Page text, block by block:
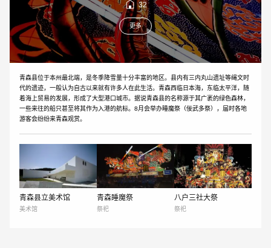
32
更多
青森县位于本州最北端，是冬季降雪量十分丰富的地区。县内有三内丸山遗址等绳文时
代的遗迹，一般认为自古以来就有许多人在此生活。青森西临日本海，东临太平洋，随
着海上贸易的发展，形成了大型港口城市。据说青森县的名称源于其广袤的绿色森林，
一些来往的船只甚至将其作为入港的航标。8月会举办睡魔祭（佞武多祭），届时各地
游客会纷纷来青森观赏。
青森县立美术馆
美术馆
青森睡魔祭
祭祀
八户三社大祭
祭祀